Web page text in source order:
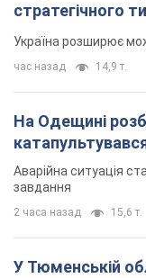
стратегічного
Україна розширює
час назад 14,9 т.
На Одещині
Аварійна ситуація
завдання
2 часа назад 15,6 т.
У Тюменській